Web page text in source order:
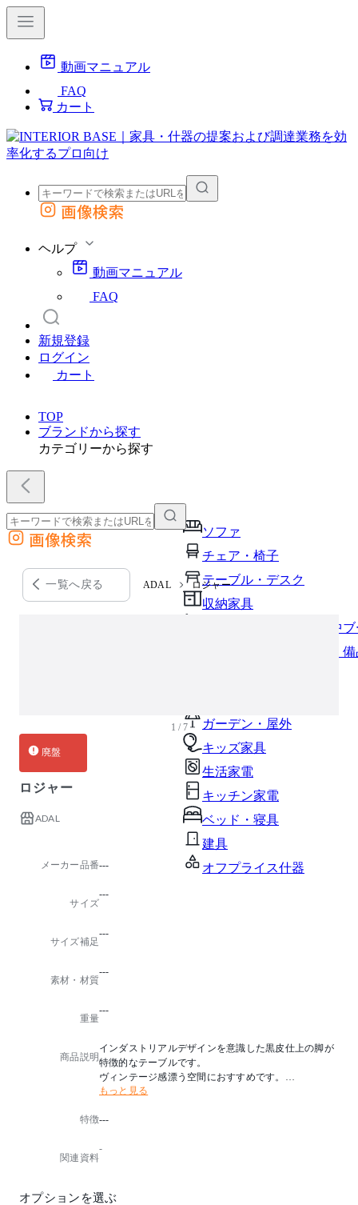
動画マニュアル
FAQ
カート
外部サイトの商品をカートに追加
画像検索
ヘルプ
動画マニュアル
FAQ
新規登録
ログイン
カート
TOP
ブランドから探す
カテゴリーから探す
ソファ
チェア・椅子
テーブル・デスク
収納家具
パーソナルブース・集中
オフィスアクセサリー・
ガーデン・屋外
キッズ家具
生活家電
キッチン家電
ベッド・寝具
建具
オフプライス什器
外部サイトの商品をカートに追加
他のサイトで見つけた商品ページのURLを貼り付けて、カートに追加できます
画像検索
一覧へ戻る ADAL ロジャー
1 / 7
廃盤
ロジャー
ADAL
メーカー品番---
サイズ
---
サイズ補足
---
素材・材質
---
重量
---
商品説明
インダストリアルデザインを意識した黒皮仕上の脚が
特徴的なテーブルです。
ヴィンテージ感漂う空間におすすめです。
もっと見る
特徴---
関連資料
-
オプションを選ぶ